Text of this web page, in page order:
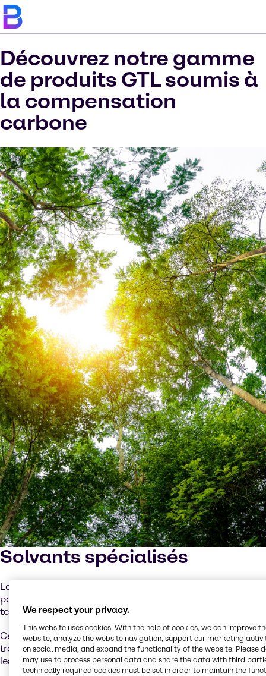
Découvrez notre gamme
de produits GTL soumis à
la compensation
carbone
Solvants spécialisés
Les fluides et solvants GTL de Shell sont des matériaux
paraffiniques de haute pureté, préparés à l’aide d’une
technologie « Gas-to-Liquid » novatrice.
Ce processus crée des produits uniques avec un niveau
très faible de ramification moléculaire, ce qui améliore
les performances dans plusieurs domaines clés :
We respect your privacy.
This website uses cookies. With the help of cookies, we can improve
website, analyze the website navigation, support our marketing
on social media, and expand the functionality of the website. Please
may use to process personal data and share the data with third
technically required cookies must be set in order to maintain the